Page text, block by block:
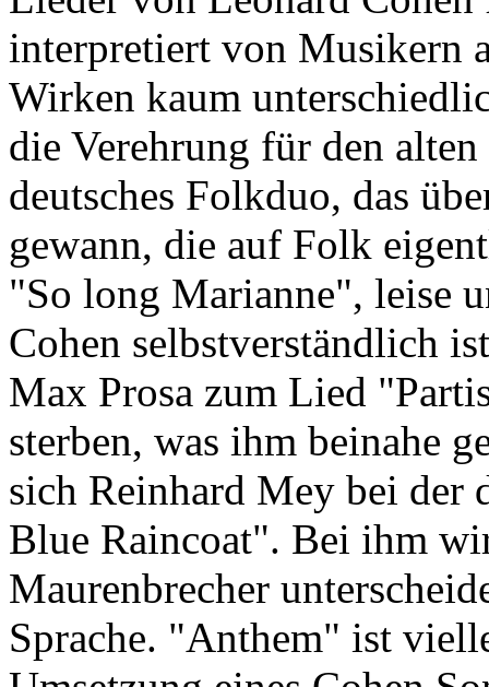
interpretiert von Musikern
Wirken kaum
die Verehrung für den
deutsches Folkduo, das
gewann, die auf Folk
"So long Marianne", leise
Cohen selbstverständlich
Max Prosa zum Lied
sterben, was ihm beinahe
sich Reinhard Mey bei der
Blue Raincoat". Bei ihm
Maurenbrecher
Sprache. "Anthem" ist